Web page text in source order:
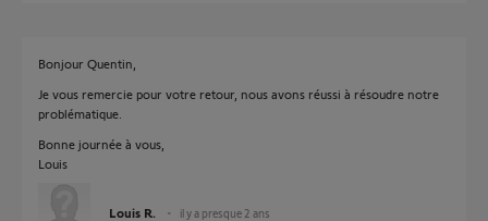
Bonjour Quentin,
Je vous remercie pour votre retour, nous avons réussi à résoudre notre
problématique.
Bonne journée à vous,
Louis
Louis R. il y a presque 2 ans